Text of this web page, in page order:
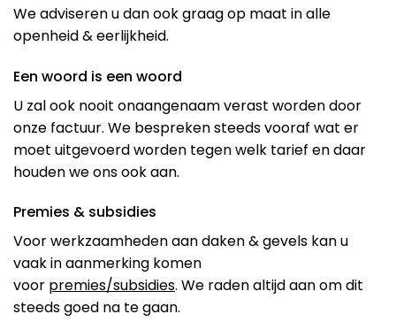
We adviseren u dan ook graag op maat in alle
openheid & eerlijkheid.
Een woord is een woord
U zal ook nooit onaangenaam verast worden door
onze factuur. We bespreken steeds vooraf wat er
moet uitgevoerd worden tegen welk tarief en daar
houden we ons ook aan.
Premies & subsidies
Voor werkzaamheden aan daken & gevels kan u
vaak in aanmerking komen
voor premies/subsidies. We raden altijd aan om dit
steeds goed na te gaan.